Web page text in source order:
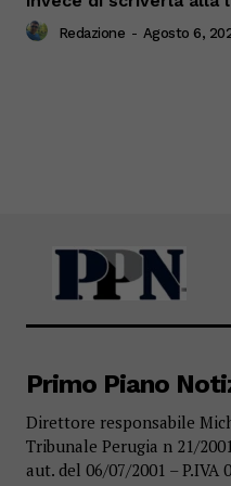
Redazione - Agosto 6,
Primo Piano
Direttore responsabile
Tribunale Perugia n 21/
aut. del 06/07/2001 – P.IVA